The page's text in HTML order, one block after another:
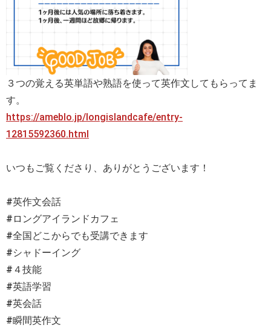
３つの覚える英単語や熟語を使って英作文してもらってま
す。
https://ameblo.jp/longislandcafe/entry-
12815592360.html
いつもご覧くださり、ありがとうございます！
#英作文会話
#ロングアイランドカフェ
#全国どこからでも受講できます
#シャドーイング
#４技能
#英語学習
#英会話
#瞬間英作文